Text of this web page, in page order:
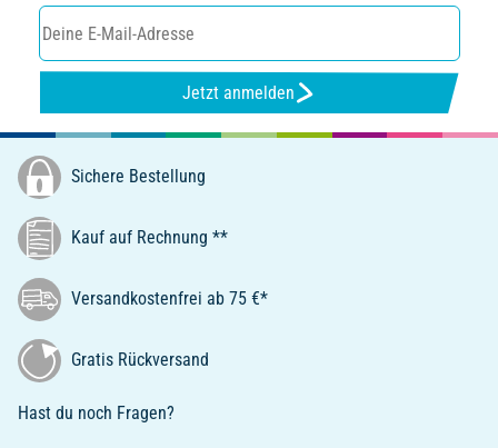
Jetzt anmelden
Sichere Bestellung
Kauf auf Rechnung **
Versandkostenfrei ab 75 €*
Gratis Rückversand
Hast du noch Fragen?